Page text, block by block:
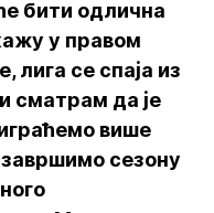
бити одлична
у правом
лига се спаја из
сматрам да је
више
сезону